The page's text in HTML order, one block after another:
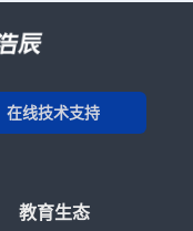
在线技术支持
教育生态